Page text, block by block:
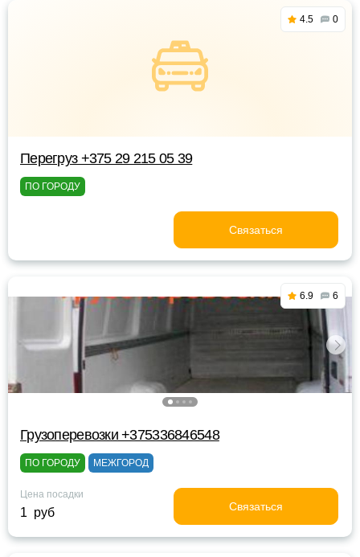
4.5 0
Перегруз +375 29 215 05 39
ПО ГОРОДУ
Связаться
6.9 6
Грузоперевозки +375336846548
ПО ГОРОДУ МЕЖГОРОД
Цена посадки
1 руб Связаться